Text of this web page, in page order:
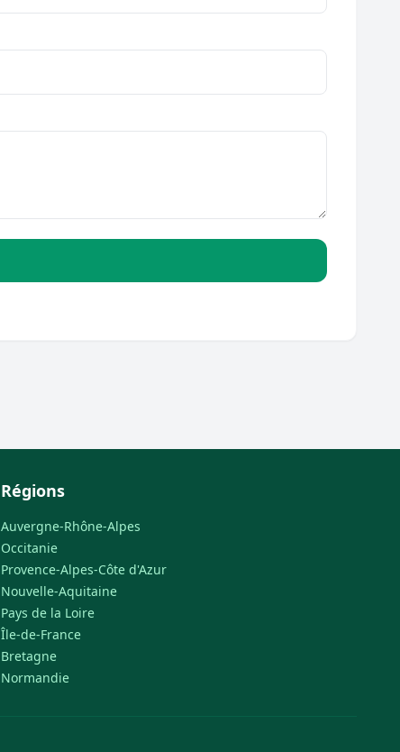
Régions
Auvergne-Rhône-Alpes
Occitanie
Provence-Alpes-Côte d'Azur
Nouvelle-Aquitaine
Pays de la Loire
Île-de-France
Bretagne
Normandie